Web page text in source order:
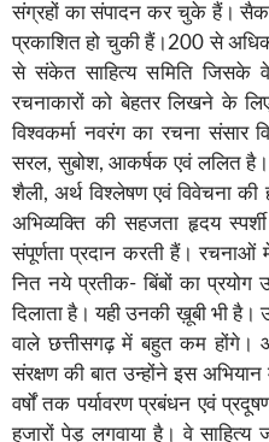
संग्रहों का संपादन कर चुके हैं।
प्रकाशित हो चुकी हैं।200 से
से संकेत साहित्य समिति जिसके
रचनाकारों को बेहतर लिखने के
विश्वकर्मा नवरंग का रचना संसार
सरल, सुबोश, आकर्षक एवं ललित है।
शैली, अर्थ विश्लेषण एवं विवेचना
अभिव्यक्ति की सहजता हृदय
संपूर्णता प्रदान करती हैं। रचनाओं
नित नये प्रतीक- बिंबों का
दिलाता है। यही उनकी ख़ूबी भी
वाले छत्तीसगढ़ में बहुत कम होंगे।
संरक्षण की बात उन्होंने इस
वर्षों तक पर्यावरण प्रबंधन एवं
हजारों पेड़ लगवाया है। वे